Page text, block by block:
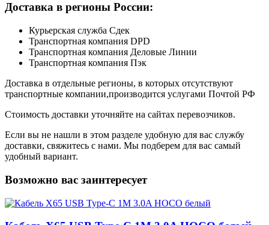
Доставка в регионы России:
Курьерская служба Сдек
Транспортная компания DPD
Транспортная компания Деловые Линии
Транспортная компания Пэк
Доставка в отдельные регионы, в которых отсутствуют
транспортные компании,производится услугами Почтой РФ
Стоимость доставки уточняйте на сайтах перевозчиков.
Если вы не нашли в этом разделе удобную для вас службу
доставки, свяжитесь с нами. Мы подберем для вас самый
удобный вариант.
Возможно вас заинтересует